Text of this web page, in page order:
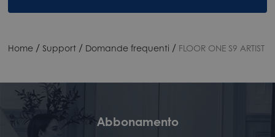
Home / Support / Domande frequenti / FLOOR ONE S9 ARTIST
Abbonamento